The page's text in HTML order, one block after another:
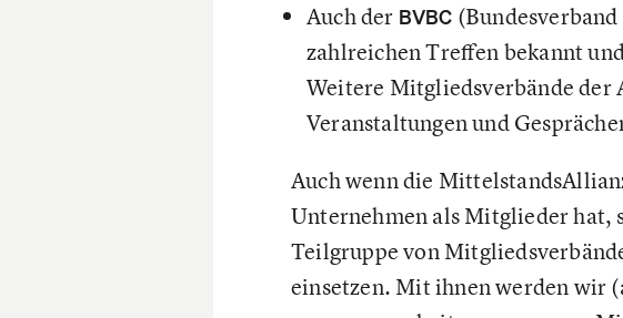
Auch der BVBC
zahlreichen Treffen bekannt
Weitere Mitgliedsverbände der
Veranstaltungen und
Auch wenn die
Unternehmen als Mitglieder hat,
Teilgruppe von
einsetzen. Mit ihnen werden wir